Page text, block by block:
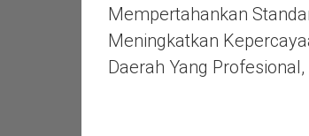
Mempertahankan
Meningkatkan
Daerah Yang